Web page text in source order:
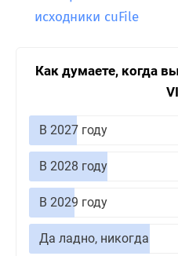
исходники cuFile
Как думаете, когда
В 2027 году
В 2028 году
В 2029 году
Да ладно, никогда